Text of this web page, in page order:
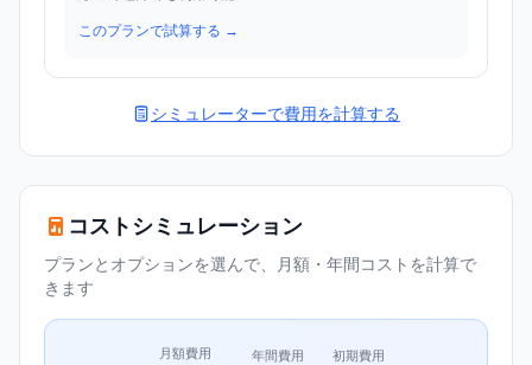
このプランで試算する →
シミュレーターで費用を計算する
コストシミュレーション
プランとオプションを選んで、月額・年間コストを計算で
きます
月額費用 年間費用 初期費用